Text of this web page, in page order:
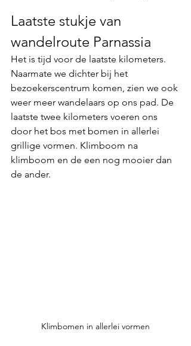
Laatste stukje van
wandelroute Parnassia
Het is tijd voor de laatste kilometers.
Naarmate we dichter bij het
bezoekerscentrum komen, zien we ook
weer meer wandelaars op ons pad. De
laatste twee kilometers voeren ons
door het bos met bomen in allerlei
grillige vormen. Klimboom na
klimboom en de een nog mooier dan
de ander.
Klimbomen in allerlei vormen